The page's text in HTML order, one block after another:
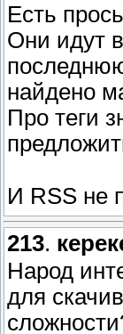
Есть
Они идут
найдено
Про теги
И RSS не
213.
Народ
для